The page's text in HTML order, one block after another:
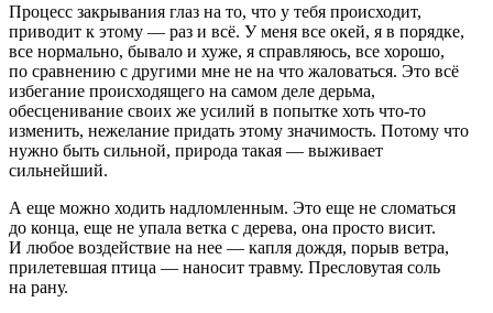
Процесс закрывания глаз на то, что у тебя происходит,
приводит к этому — раз и всё. У меня все окей, я в порядке,
все нормально, бывало и хуже, я справляюсь, все хорошо,
по сравнению с другими мне не на что жаловаться. Это всё
избегание происходящего на самом деле дерьма,
обесценивание своих же усилий в попытке хоть что-то
изменить, нежелание придать этому значимость. Потому что
нужно быть сильной, природа такая — выживает
сильнейший.
А еще можно ходить надломленным. Это еще не сломаться
до конца, еще не упала ветка с дерева, она просто висит.
И любое воздействие на нее — капля дождя, порыв ветра,
прилетевшая птица — наносит травму. Пресловутая соль
на рану.